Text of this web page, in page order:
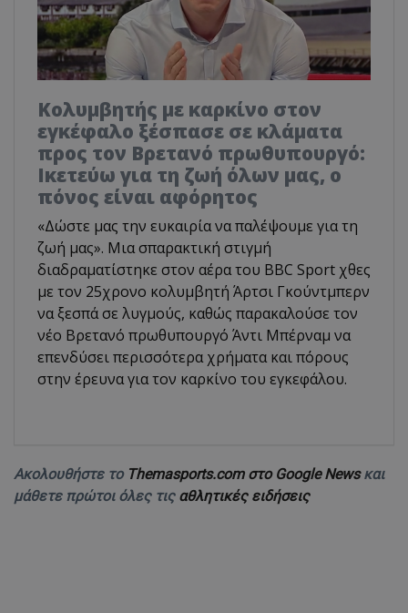
Κολυμβητής με καρκίνο στον
εγκέφαλο ξέσπασε σε κλάματα
προς τον Βρετανό πρωθυπουργό:
Ικετεύω για τη ζωή όλων μας, ο
πόνος είναι αφόρητος
«Δώστε μας την ευκαιρία να παλέψουμε για τη
ζωή μας». Μια σπαρακτική στιγμή
διαδραματίστηκε στον αέρα του BBC Sport χθες
με τον 25χρονο κολυμβητή Άρτσι Γκούντμπερν
να ξεσπά σε λυγμούς, καθώς παρακαλούσε τον
νέο Βρετανό πρωθυπουργό Άντι Μπέρναμ να
επενδύσει περισσότερα χρήματα και πόρους
στην έρευνα για τον καρκίνο του εγκεφάλου.
Ακολουθήστε το Themasports.com στο Google Newsκαι
μάθετε πρώτοι όλες τις αθλητικές ειδήσεις